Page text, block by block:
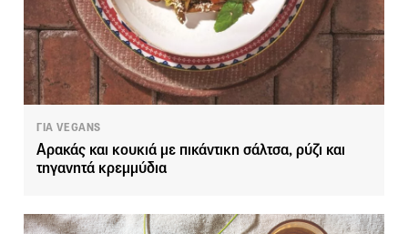
ΓΙΑ VEGANS
Αρακάς και κουκιά με πικάντικη σάλτσα, ρύζι και
τηγανητά κρεμμύδια